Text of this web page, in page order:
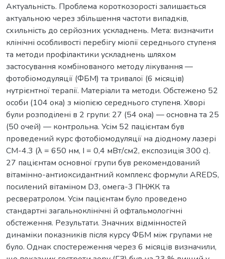
Актуальність. Проблема короткозорості залишається
актуальною через збільшення частоти випадків,
схильність до серйозних ускладнень. Мета: визначити
клінічні особливості перебігу міопії середнього ступеня
та методи профілактики ускладнень шляхом
застосування комбінованого методу лікування —
фотобіомодуляції (ФБМ) та тривалої (6 місяців)
нутрієнтної терапії. Матеріали та методи. Обстежено 52
особи (104 ока) з міопією середнього ступеня. Хворі
були розподілені в 2 групи: 27 (54 ока) — основна та 25
(50 очей) — контрольна. Усім 52 пацієнтам був
проведений курс фотобіомодуляції на діодному лазері
СМ-4.3 (λ = 650 нм, I = 0,4 мВт/см2, експозиція 300 с).
27 пацієнтам основної групи був рекомендований
вітамінно-антиоксидантний комплекс формули AREDS,
посилений вітаміном D3, омега-3 ПНЖК та
ресвератролом. Усім пацієнтам було проведено
стандартні загальноклінічні й офтальмологічні
обстеження. Результати. Значних відмінностей
динаміки показників після курсу ФБМ між групами не
було. Однак спостереження через 6 місяців визначили,